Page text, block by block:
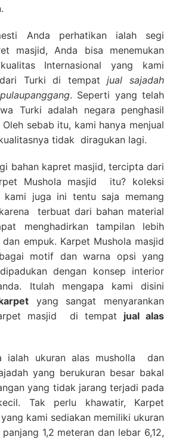
Anda perhatikan ialah segi
masjid, Anda bisa menemukan
Internasional yang kami
dari Turki di tempatjual sajadah
. Seperti yang telah
Turki adalah negara penghasil
sebab itu, kami hanya menjual
tidak diragukan lagi.
bahan kapret masjid, tercipta dari
Mushola masjid itu? koleksi
juga ini tentu saja memang
terbuat dari bahan material
menghadirkan tampilan lebih
empuk. Karpet Mushola masjid
motif dan warna opsi yang
dengan konsep interior
Itulah mengapa kami disini
yang sangat menyarankan
masjid di tempat jual alas
ukuran alas musholla dan
yang berukuran besar bakal
yang tidak jarang terjadi pada
Tak perlu khawatir, Karpet
kami sediakan memiliki ukuran
1,2 meteran dan lebar 6,12,